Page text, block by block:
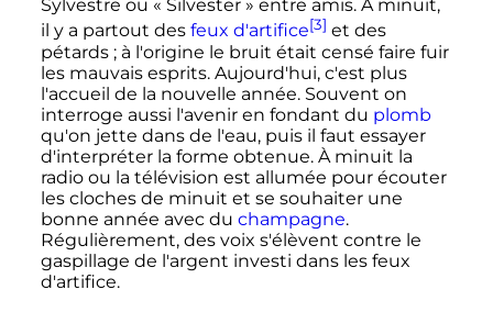
Sylvestre ou « Silvester » entre amis. À minuit,
il y a partout des feux d'artifice[3] et des
pétards ; à l'origine le bruit était censé faire fuir
les mauvais esprits. Aujourd'hui, c'est plus
l'accueil de la nouvelle année. Souvent on
interroge aussi l'avenir en fondant du plomb
qu'on jette dans de l'eau, puis il faut essayer
d'interpréter la forme obtenue. À minuit la
radio ou la télévision est allumée pour écouter
les cloches de minuit et se souhaiter une
bonne année avec du champagne.
Régulièrement, des voix s'élèvent contre le
gaspillage de l'argent investi dans les feux
d'artifice.